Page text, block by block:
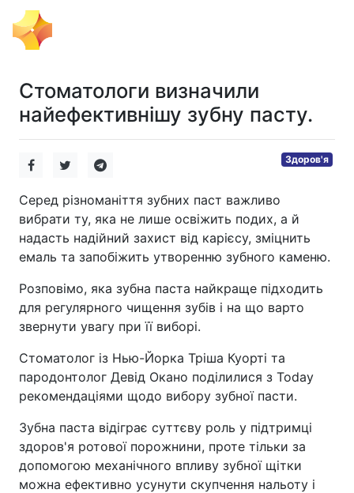
Стоматологи визначили
найефективнішу зубну пасту.
Здоров'я
Серед різноманіття зубних паст важливо
вибрати ту, яка не лише освіжить подих, а й
надасть надійний захист від карієсу, зміцнить
емаль та запобіжить утворенню зубного каменю.
Розповімо, яка зубна паста найкраще підходить
для регулярного чищення зубів і на що варто
звернути увагу при її виборі.
Стоматолог із Нью-Йорка Тріша Куорті та
пародонтолог Девід Окано поділилися з Today
рекомендаціями щодо вибору зубної пасти.
Зубна паста відіграє суттєву роль у підтримці
здоров'я ротової порожнини, проте тільки за
допомогою механічного впливу зубної щітки
можна ефективно усунути скупчення нальоту і